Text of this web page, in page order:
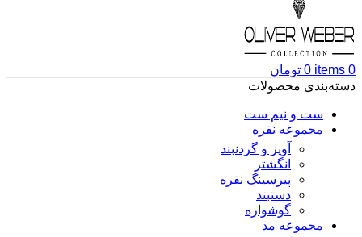
0
items
0 تومان
دسته‌بندی محصولات
ست و نیم ست
مجموعه نقره
آویز و گردنبند
انگشتر
پیرسینگ نقره
دستبند
گوشواره
مجموعه مد